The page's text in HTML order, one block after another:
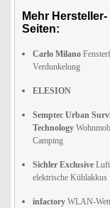
Mehr Hersteller-
Seiten:
Carlo Milano
Verdunkelung
ELESION
Semptec Urban
Technology
Camping
Sichler Exclusive
elektrische Kühlakkus
infactory WLAN-